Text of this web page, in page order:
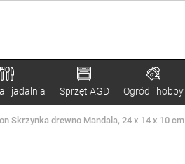
i jadalnia Sprzęt AGD Ogród i hobby
Skrzynka drewno Mandala, 24 x 14 x 10 cm